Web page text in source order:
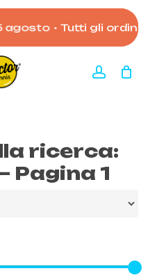
• Tutti gli ordini
account
Close
Cart
ricerca:
Pagina 1